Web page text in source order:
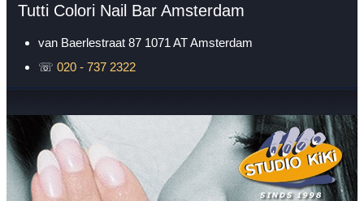
Tutti Colori Nail Bar Amsterdam
van Baerlestraat 87 1071 ATAmsterdam
☏020 - 737 2322